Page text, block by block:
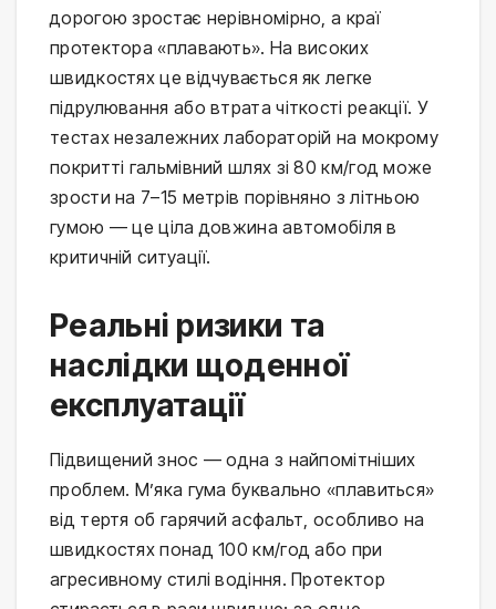
дорогою зростає нерівномірно, а краї
протектора «плавають». На високих
швидкостях це відчувається як легке
підрулювання або втрата чіткості реакції. У
тестах незалежних лабораторій на мокрому
покритті гальмівний шлях зі 80 км/год може
зрости на 7–15 метрів порівняно з літньою
гумою — це ціла довжина автомобіля в
критичній ситуації.
Реальні ризики та
наслідки щоденної
експлуатації
Підвищений знос — одна з найпомітніших
проблем. М’яка гума буквально «плавиться»
від тертя об гарячий асфальт, особливо на
швидкостях понад 100 км/год або при
агресивному стилі водіння. Протектор